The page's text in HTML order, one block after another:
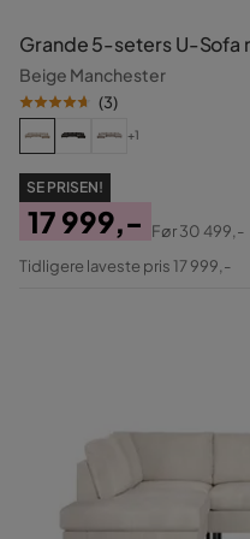
Grande 5-seters U-Sofa
Beige Manchester
(3)
+1
SE PRISEN!
Pris
17 999,-
Original
Før30 499,-
Tidligere laveste pris 17 999,-